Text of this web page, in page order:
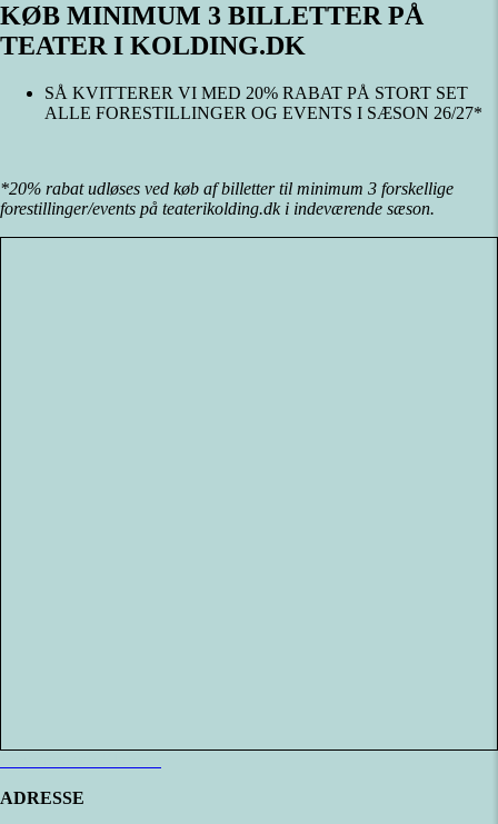
KØB MINIMUM 3 BILLETTER PÅ
TEATER I KOLDING.DK
SÅ KVITTERER VI MED 20% RABAT PÅ STORT SET
ALLE FORESTILLINGER OG EVENTS I SÆSON 26/27*
*20% rabat udløses ved køb af billetter til minimum 3 forskellige
forestillinger/events på teaterikolding.dk i indeværende sæson.
ADRESSE